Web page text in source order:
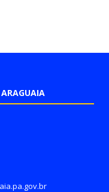
ARAGUAIA